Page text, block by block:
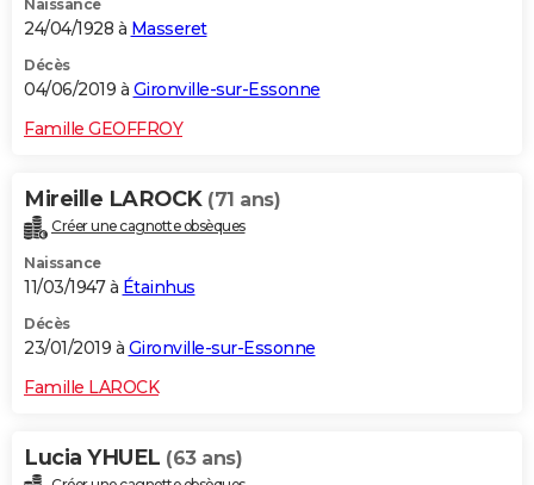
Naissance
24/04/1928 à Masseret
Décès
04/06/2019 à Gironville-sur-Essonne
Famille GEOFFROY
Mireille LAROCK (71 ans)
Créer une cagnotte obsèques
Naissance
11/03/1947 à Étainhus
Décès
23/01/2019 à Gironville-sur-Essonne
Famille LAROCK
Lucia YHUEL (63 ans)